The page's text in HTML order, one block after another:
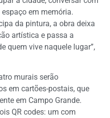
em memória.
da pintura, a obra deixa
artística e passa a
quem vive naquele lugar”,
murais serão
em cartões-postais, que
em Campo Grande.
QR codes: um com